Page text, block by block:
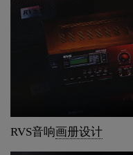
RVS音响画册设计